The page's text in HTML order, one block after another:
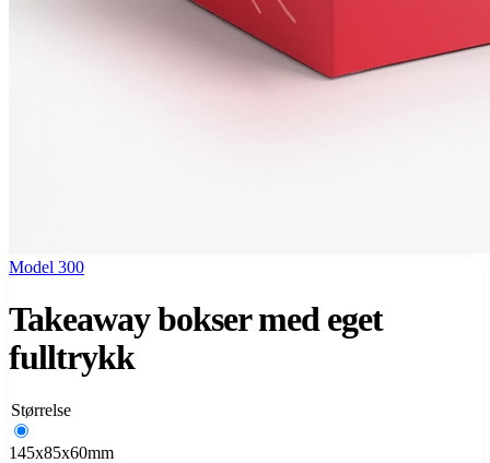
Model 300
Takeaway bokser med eget
fulltrykk
Størrelse
145x85x60mm